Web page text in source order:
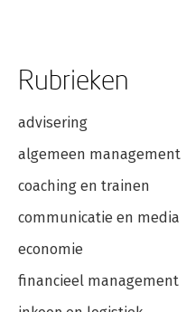
Rubrieken
advisering
algemeen management
coaching en trainen
communicatie en media
economie
financieel management